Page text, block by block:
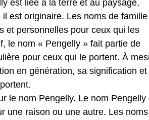
est liée à la terre et au paysage,
est originaire. Les noms de famille
et personnelles pour ceux qui les
le nom « Pengelly » fait partie de
pour ceux qui le portent. À
en génération, sa signification et
le nom Pengelly. Le nom Pengelly
une raison ou une autre. Les